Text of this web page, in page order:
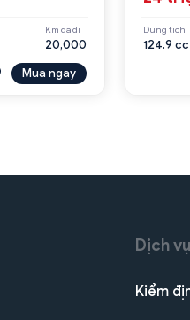
Km đã đi
20,000
Mua ngay
Dung tích
124.9 cc
Dịch vụ
Kiểm